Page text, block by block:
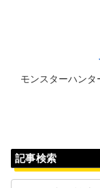
モンスターハンタ
記事検索